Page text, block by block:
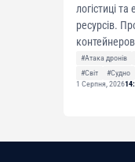
логістиці та
ресурсів.
#Атака дронів
#Світ
#Судно
1 Серпня, 2026